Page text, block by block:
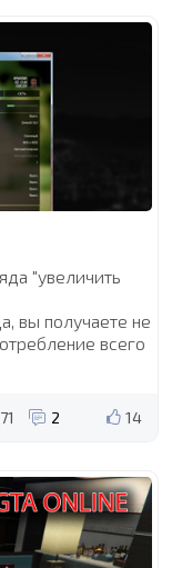
"увеличить
вы получаете не
всего
14
2